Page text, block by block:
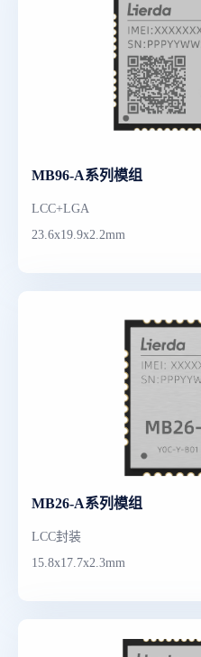
MB96-A系列模组
LCC+LGA
23.6x19.9x2.2mm
MB26-A系列模组
LCC封装
15.8x17.7x2.3mm